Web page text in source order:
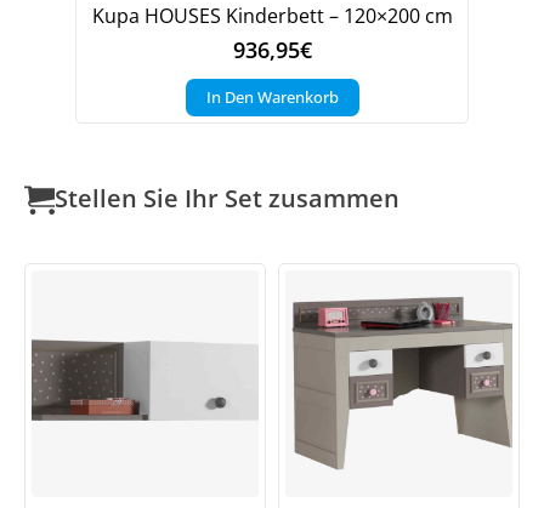
Kupa HOUSES Kinderbett – 120×200 cm
936,95€
In Den Warenkorb
Stellen Sie Ihr Set zusammen